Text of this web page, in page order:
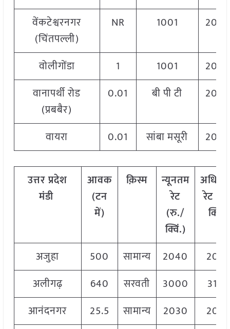
वेंकटेश्वरनगर
(चिंतपल्ली)
NR 1001 2060
वोलीगोंडा 1 1001
2060
वानापर्थी रोड
(प्रबबैर)
0.01 बी पी टी 2020
वायरा 0.01 सांबा मसूरी 2020
उत्तर प्रदेश
मंडी
आवक
(टन
में)
क़िस्म
न्यूनतम
रेट
(रु./
क्विं.)
रेट
क्विं.)
अजुहा 500 सामान्य 2040
अलीगढ़
640 सरवती 3000
3100
आनंदनगर
25.5 सामान्य 2030